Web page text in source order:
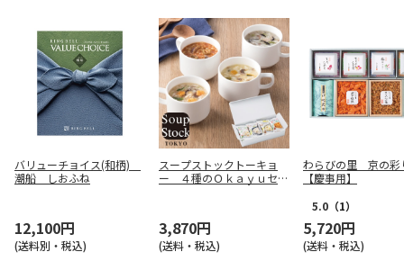
バリューチョイス(和柄)
潮船 しおふね
12,100円
(送料別・税込)
スープストックトーキョ
ー ４種のＯｋａｙｕセッ
3,870円
(送料・税込)
わらびの里 京の彩
【慶事用】
5.0 （1）
5,720円
(送料・税込)